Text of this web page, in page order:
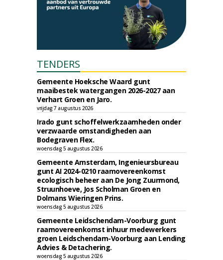
TENDERS
Gemeente Hoeksche Waard gunt
maaibestek watergangen 2026-2027 aan
Verhart Groen en Jaro.
vrijdag 7 augustus 2026
Irado gunt schoffelwerkzaamheden onder
verzwaarde omstandigheden aan
Bodegraven Flex.
woensdag 5 augustus 2026
Gemeente Amsterdam, Ingenieursbureau
gunt AI 2024-0210 raamovereenkomst
ecologisch beheer aan De Jong Zuurmond,
Struunhoeve, Jos Scholman Groen en
Dolmans Wieringen Prins.
woensdag 5 augustus 2026
Gemeente Leidschendam-Voorburg gunt
raamovereenkomst inhuur medewerkers
groen Leidschendam-Voorburg aan Lending
Advies & Detachering.
woensdag 5 augustus 2026